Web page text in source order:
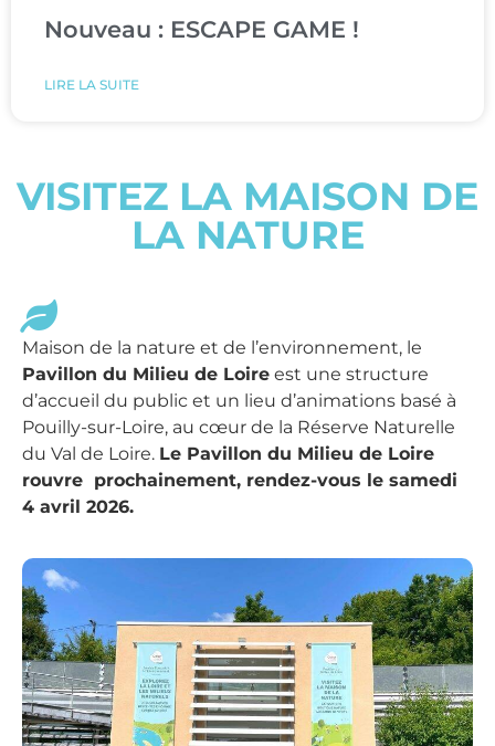
Nouveau : ESCAPE GAME !
LIRE LA SUITE
VISITEZ LA MAISON DE
LA NATURE
Maison de la nature et de l’environnement, le
Pavillon du Milieu de Loire est une structure
d’accueil du public et un lieu d’animations basé à
Pouilly-sur-Loire, au cœur de la Réserve Naturelle
du Val de Loire. Le Pavillon du Milieu de Loire
rouvre prochainement, rendez-vous le samedi
4 avril 2026.